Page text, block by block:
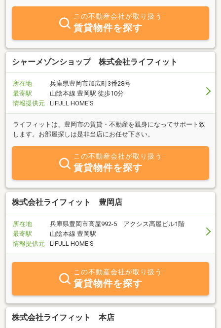
この不動産会社が取り扱う
賃貸物件を探す
シャーメゾンショップ 株式会社ライフィット
所在地
兵庫県豊岡市加広町3番28号
最寄駅
山陰本線 豊岡駅 徒歩10分
情報提供元
LIFULL HOME'S
ライフィットは、豊岡市の賃貸・不動産を親身になってサポート致
します。お部屋探しは是非当店にお任せ下さい。
この不動産会社が取り扱う
賃貸物件を探す
株式会社ライフィット 豊岡店
所在地
兵庫県豊岡市高屋992-5 アクシス高屋ビル1階
最寄駅
山陰本線 豊岡駅
情報提供元
LIFULL HOME'S
この不動産会社が取り扱う
賃貸物件を探す
株式会社ライフィット 本店